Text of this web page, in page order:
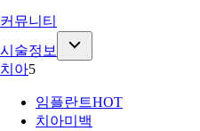
커뮤니티
시술정보
치아5
임플란트HOT
치아미백